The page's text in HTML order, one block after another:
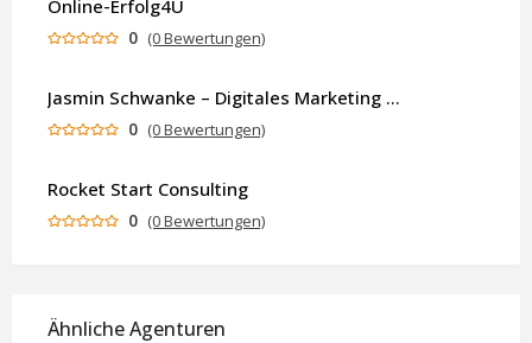
Online-Erfolg4U
0 (0 Bewertungen)
Jasmin Schwanke – Digitales Marketing & KI-gestützte Contenterstellung
0 (0 Bewertungen)
Rocket Start Consulting
0 (0 Bewertungen)
Ähnliche Agenturen